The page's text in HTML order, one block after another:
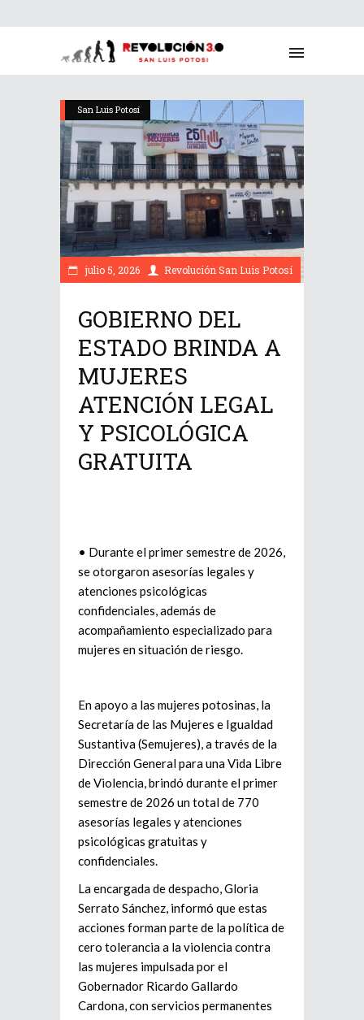
San Luis Potosí
julio 5, 2026 Revolución San Luis Potosí
GOBIERNO DEL
ESTADO BRINDA A
MUJERES
ATENCIÓN LEGAL
Y PSICOLÓGICA
GRATUITA
• Durante el primer semestre de 2026,
se otorgaron asesorías legales y
atenciones psicológicas
confidenciales, además de
acompañamiento especializado para
mujeres en situación de riesgo.
En apoyo a las mujeres potosinas, la
Secretaría de las Mujeres e Igualdad
Sustantiva (Semujeres), a través de la
Dirección General para una Vida Libre
de Violencia, brindó durante el primer
semestre de 2026 un total de 770
asesorías legales y atenciones
psicológicas gratuitas y
confidenciales.
La encargada de despacho, Gloria
Serrato Sánchez, informó que estas
acciones forman parte de la política de
cero tolerancia a la violencia contra
las mujeres impulsada por el
Gobernador Ricardo Gallardo
Cardona, con servicios permanentes